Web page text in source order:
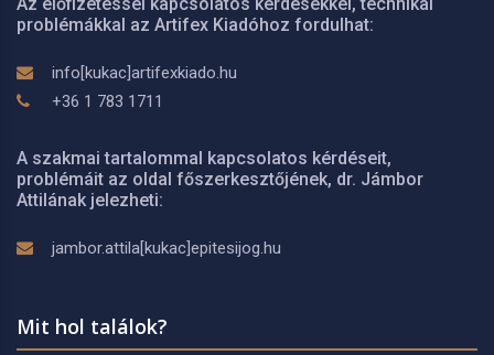
problémákkal az Artifex Kiadóhoz fordulhat:
info[kukac]artifexkiado.hu
+36 1 783 1711
A szakmai tartalommal kapcsolatos kérdéseit,
problémáit az oldal főszerkesztőjének, dr. Jámbor
Attilának jelezheti:
jambor.attila[kukac]epitesijog.hu
Mit hol találok?